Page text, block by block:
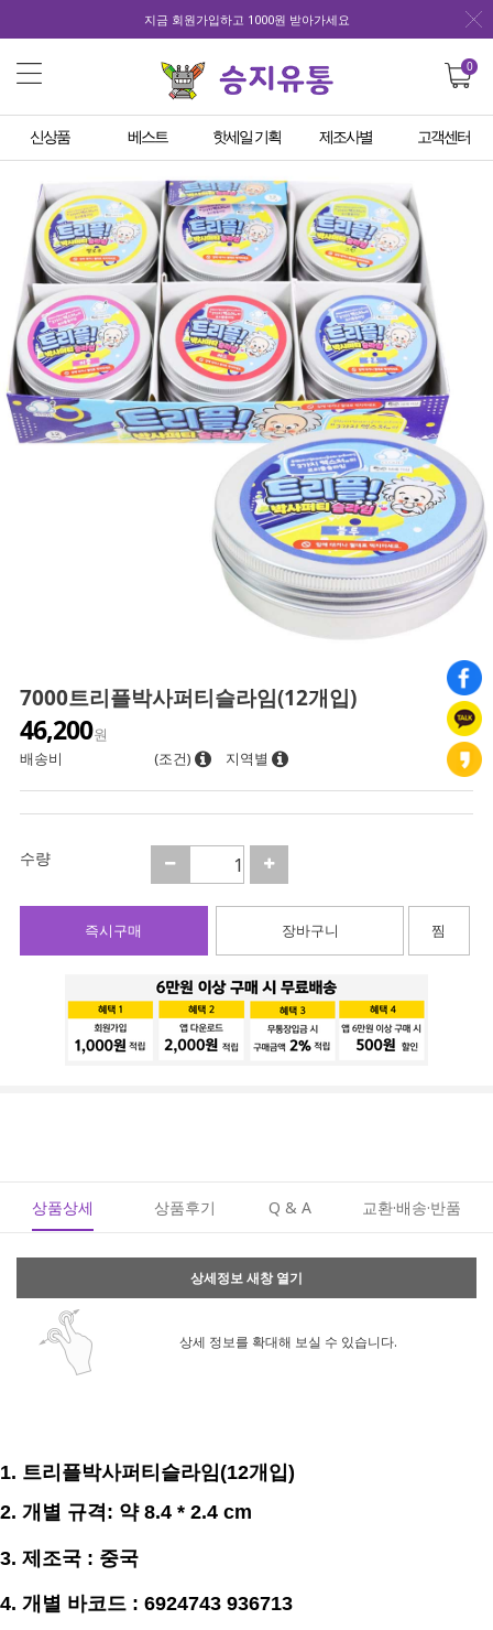
지금 회원가입하고 1000원 받아가세요
0
신상품 베스트 핫세일 기획 제조사별 고객센터
7000트리플박사퍼티슬라임(12개입)
46,200원
배송비
(조건) 지역별
수량
즉시구매 장바구니 찜
상품상세 상품후기 Q & A 교환·배송·반품
상세정보 새창 열기
상세 정보를 확대해 보실 수 있습니다.
1. 트리플박사퍼티슬라임(12개입)
2. 개별 규격: 약 8.4 * 2.4 cm
3. 제조국 : 중국
4. 개별 바코드 : 6924743 936713